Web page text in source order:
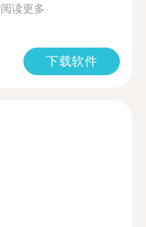
阅读更多
下载软件